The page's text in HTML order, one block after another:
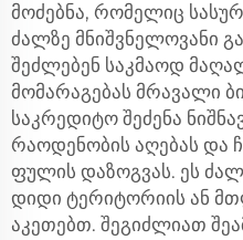
მოძებნა, რომელიც
ძალზე მნიშვნელოვანი
შეძლებენ საკმაოდ
მომარაგებას მრავალი
საკრედიტო შეძენა
რაოდენობის აღებას და
ფულის დაზოგვას. ეს
დიდი ტერიტორიის ან
აკეთებთ. შეგიძლიათ